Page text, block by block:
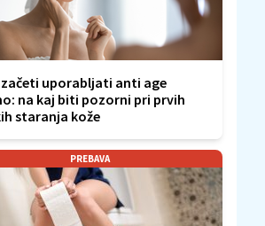
začeti uporabljati anti age
na kaj biti pozorni pri prvih
staranja kože
PREBAVA